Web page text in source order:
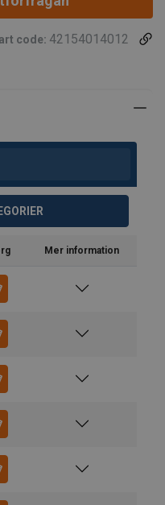
code: 42154014012
Mer information